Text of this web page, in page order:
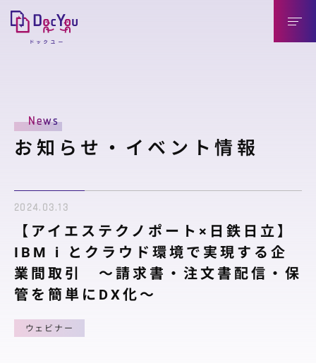
導入のメリット
導入企業様（送信側）
機能紹介
連携製品
料金プラン
News
お知らせ・イベント情報
2024.03.13
【アイエステクノポート×日鉄日立】
IBM i とクラウド環境で実現する企
業間取引 ～請求書・注文書配信・保
管を簡単にDX化～
ウェビナー